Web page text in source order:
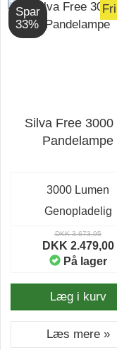
Spar
33%
Silva Free 3000
Pandelampe
3000 Lumen
Genopladelig
DKK 3.673,95
DKK 2.479,00
På lager
Læg i kurv
Læs mere »